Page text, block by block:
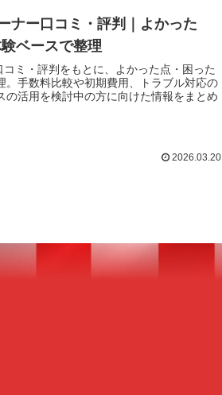
ナー口コミ・評判｜よかった
ベースで整理
ミ・評判をもとに、よかった点・困った
。手数料比較や初期費用、トラブル対応の
の活用を検討中の方に向けた情報をまとめ
2026.03.20